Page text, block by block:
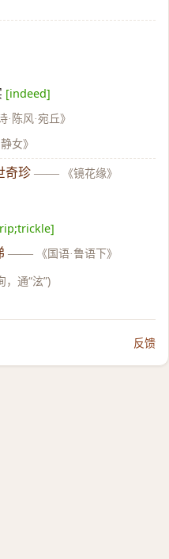
[indeed]
·陈风·宛丘》
女》
奇珍 —— 《镜花缘》
—— 《国语·鲁语下》
，通“泫”)
反馈